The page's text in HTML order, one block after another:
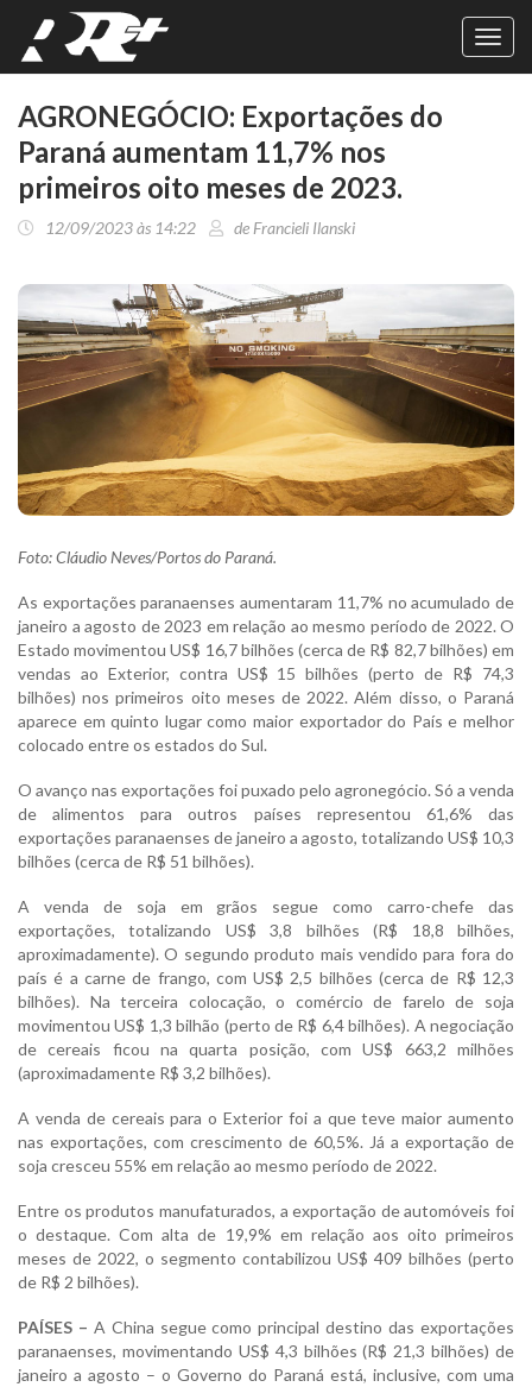
AGRONEGÓCIO: Exportações do
Paraná aumentam 11,7% nos
primeiros oito meses de 2023.
12/09/2023 às 14:22 de Francieli Ilanski
Foto: Cláudio Neves/Portos do Paraná.
As exportações paranaenses aumentaram 11,7% no acumulado de
janeiro a agosto de 2023 em relação ao mesmo período de 2022. O
Estado movimentou US$ 16,7 bilhões (cerca de R$ 82,7 bilhões) em
vendas ao Exterior, contra US$ 15 bilhões (perto de R$ 74,3
bilhões) nos primeiros oito meses de 2022. Além disso, o Paraná
aparece em quinto lugar como maior exportador do País e melhor
colocado entre os estados do Sul.
O avanço nas exportações foi puxado pelo agronegócio. Só a venda
de alimentos para outros países representou 61,6% das
exportações paranaenses de janeiro a agosto, totalizando US$ 10,3
bilhões (cerca de R$ 51 bilhões).
A venda de soja em grãos segue como carro-chefe das
exportações, totalizando US$ 3,8 bilhões (R$ 18,8 bilhões,
aproximadamente). O segundo produto mais vendido para fora do
país é a carne de frango, com US$ 2,5 bilhões (cerca de R$ 12,3
bilhões). Na terceira colocação, o comércio de farelo de soja
movimentou US$ 1,3 bilhão (perto de R$ 6,4 bilhões). A negociação
de cereais ficou na quarta posição, com US$ 663,2 milhões
(aproximadamente R$ 3,2 bilhões).
A venda de cereais para o Exterior foi a que teve maior aumento
nas exportações, com crescimento de 60,5%. Já a exportação de
soja cresceu 55% em relação ao mesmo período de 2022.
Entre os produtos manufaturados, a exportação de automóveis foi
o destaque. Com alta de 19,9% em relação aos oito primeiros
meses de 2022, o segmento contabilizou US$ 409 bilhões (perto
de R$ 2 bilhões).
PAÍSES – A China segue como principal destino das exportações
paranaenses, movimentando US$ 4,3 bilhões (R$ 21,3 bilhões) de
janeiro a agosto – o Governo do Paraná está, inclusive, com uma